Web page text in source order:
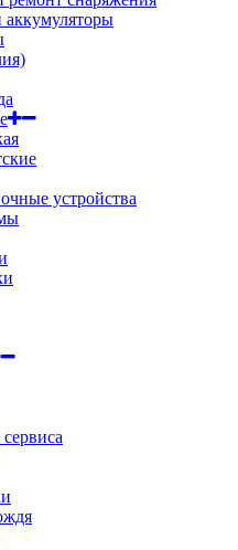
устройства